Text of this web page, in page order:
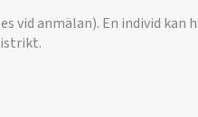
vid anmälan). En individ kan